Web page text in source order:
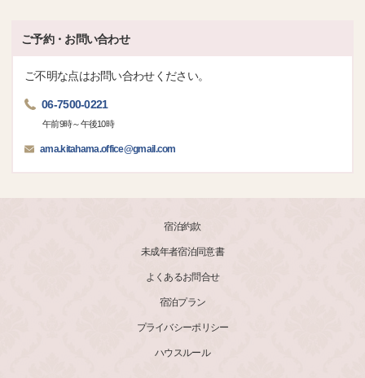
ご予約・お問い合わせ
ご不明な点はお問い合わせください。
06-7500-0221
午前9時～午後10時
ama.kitahama.office@gmail.com
宿泊約款
未成年者宿泊同意書
よくあるお問合せ
宿泊プラン
プライバシーポリシー
ハウスルール